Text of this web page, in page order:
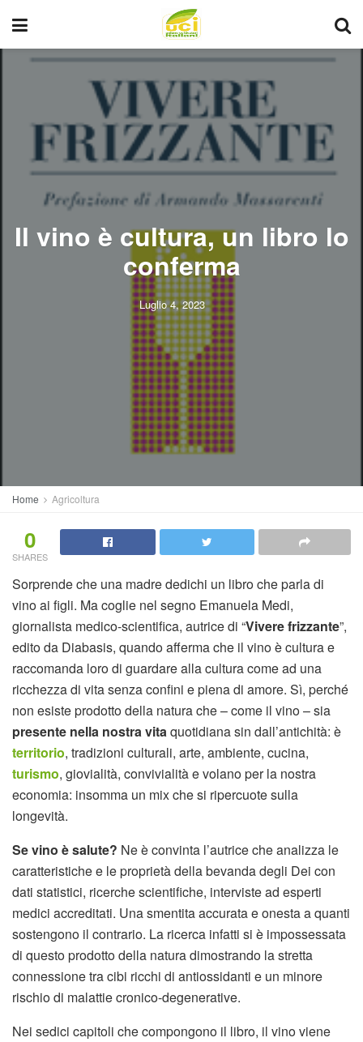
Il vino è cultura, un libro lo
conferma
Luglio 4, 2023
Home Agricoltura
0
SHARES
Sorprende che una madre dedichi un libro che parla di
vino ai figli. Ma coglie nel segno Emanuela Medi,
giornalista medico-scientifica, autrice di “Vivere frizzante”,
edito da Diabasis, quando afferma che il vino è cultura e
raccomanda loro di guardare alla cultura come ad una
ricchezza di vita senza confini e piena di amore. Sì, perché
non esiste prodotto della natura che – come il vino – sia
presente nella nostra vitaquotidiana sin dall’antichità: è
territorio, tradizioni culturali, arte, ambiente, cucina,
turismo, giovialità, convivialità e volano per la nostra
economia: insomma un mix che si ripercuote sulla
longevità.
Se vino è salute? Ne è convinta l’autrice che analizza le
caratteristiche e le proprietà della bevanda degli Dei con
dati statistici, ricerche scientifiche, interviste ad esperti
medici accreditati. Una smentita accurata e onesta a quanti
sostengono il contrario. La ricerca infatti si è impossessata
di questo prodotto della natura dimostrando la stretta
connessione tra cibi ricchi di antiossidanti e un minore
rischio di malattie cronico-degenerative.
Nei sedici capitoli che compongono il libro, il vino viene